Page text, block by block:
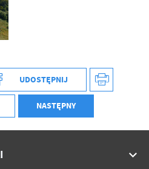
UDOSTĘPNIJ
NASTĘPNY
komunikatów mediów